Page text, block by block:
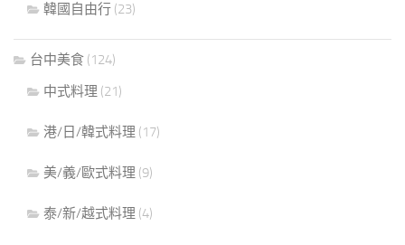
韓國自由行 (23)
台中美食 (124)
中式料理 (21)
港/日/韓式料理 (17)
美/義/歐式料理 (9)
泰/新/越式料理 (4)